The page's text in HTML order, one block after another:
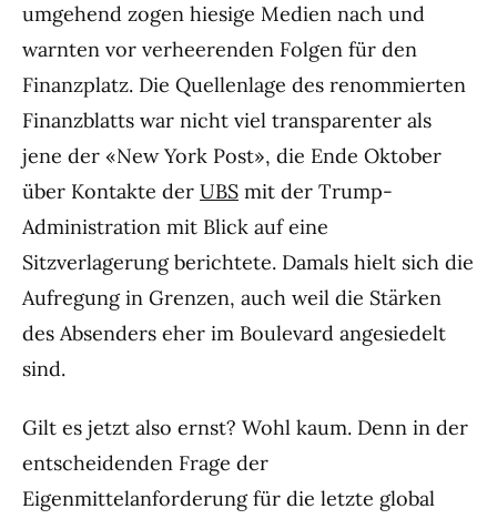
umgehend zogen hiesige Medien nach und
warnten vor verheerenden Folgen für den
Finanzplatz. Die Quellenlage des renommierten
Finanzblatts war nicht viel transparenter als
jene der «New York Post», die Ende Oktober
über Kontakte der UBS mit der Trump-
Administration mit Blick auf eine
Sitzverlagerung berichtete. Damals hielt sich die
Aufregung in Grenzen, auch weil die Stärken
des Absenders eher im Boulevard angesiedelt
sind.
Gilt es jetzt also ernst? Wohl kaum. Denn in der
entscheidenden Frage der
Eigenmittelanforderung für die letzte global